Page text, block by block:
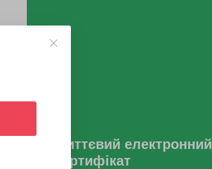
Миттєвий електронний
сертифікат